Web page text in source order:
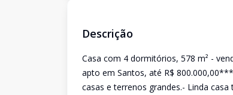
Descrição
Casa com 4 dormitórios, 578 m² -
apto em Santos, até R$
casas e terrenos grandes.- Linda